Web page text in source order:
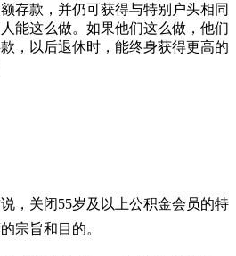
存款，并仍可获得与特别户头相同
能这么做。如果他们这么做，他们
，以后退休时，能终身获得更高的
，关闭55岁及以上公积金会员的特
宗旨和目的。